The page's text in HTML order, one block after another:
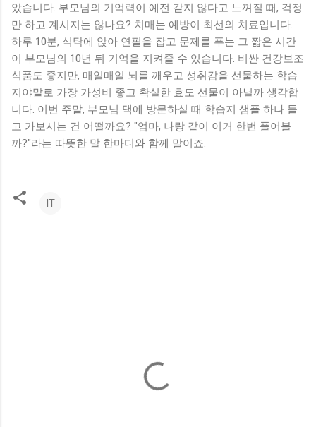
았습니다. 부모님의 기억력이 예전 같지 않다고 느껴질 때, 걱정
만 하고 계시지는 않나요? 치매는 예방이 최선의 치료입니다.
하루 10분, 식탁에 앉아 연필을 잡고 문제를 푸는 그 짧은 시간
이 부모님의 10년 뒤 기억을 지켜줄 수 있습니다. 비싼 건강보조
식품도 좋지만, 매일매일 뇌를 깨우고 성취감을 선물하는 학습
지야말로 가장 가성비 좋고 확실한 효도 선물이 아닐까 생각합
니다. 이번 주말, 부모님 댁에 방문하실 때 학습지 샘플 하나 들
고 가보시는 건 어떨까요? "엄마, 나랑 같이 이거 한번 풀어볼
까?"라는 따뜻한 말 한마디와 함께 말이죠.
IT